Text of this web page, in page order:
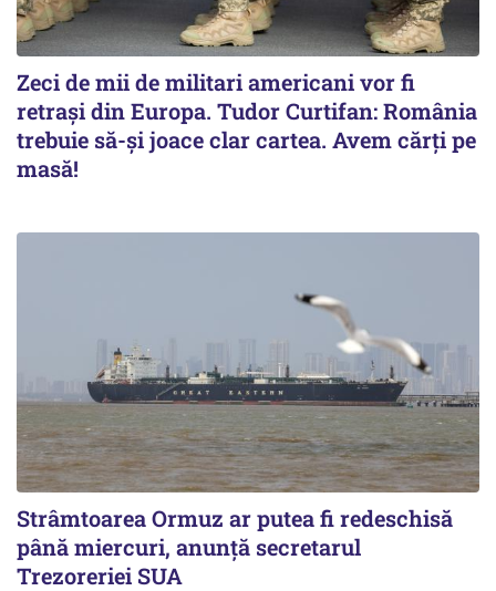
Zeci de mii de militari americani vor fi
retrași din Europa. Tudor Curtifan: România
trebuie să-și joace clar cartea. Avem cărți pe
masă!
Strâmtoarea Ormuz ar putea fi redeschisă
până miercuri, anunță secretarul
Trezoreriei SUA